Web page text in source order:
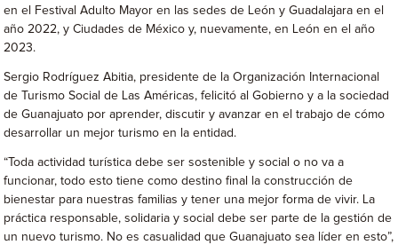
en el Festival Adulto Mayor en las sedes de León y Guadalajara en el
año 2022, y Ciudades de México y, nuevamente, en León en el año
2023.
Sergio Rodríguez Abitia, presidente de la Organización Internacional
de Turismo Social de Las Américas, felicitó al Gobierno y a la sociedad
de Guanajuato por aprender, discutir y avanzar en el trabajo de cómo
desarrollar un mejor turismo en la entidad.
“Toda actividad turística debe ser sostenible y social o no va a
funcionar, todo esto tiene como destino final la construcción de
bienestar para nuestras familias y tener una mejor forma de vivir. La
práctica responsable, solidaria y social debe ser parte de la gestión de
un nuevo turismo. No es casualidad que Guanajuato sea líder en esto”,